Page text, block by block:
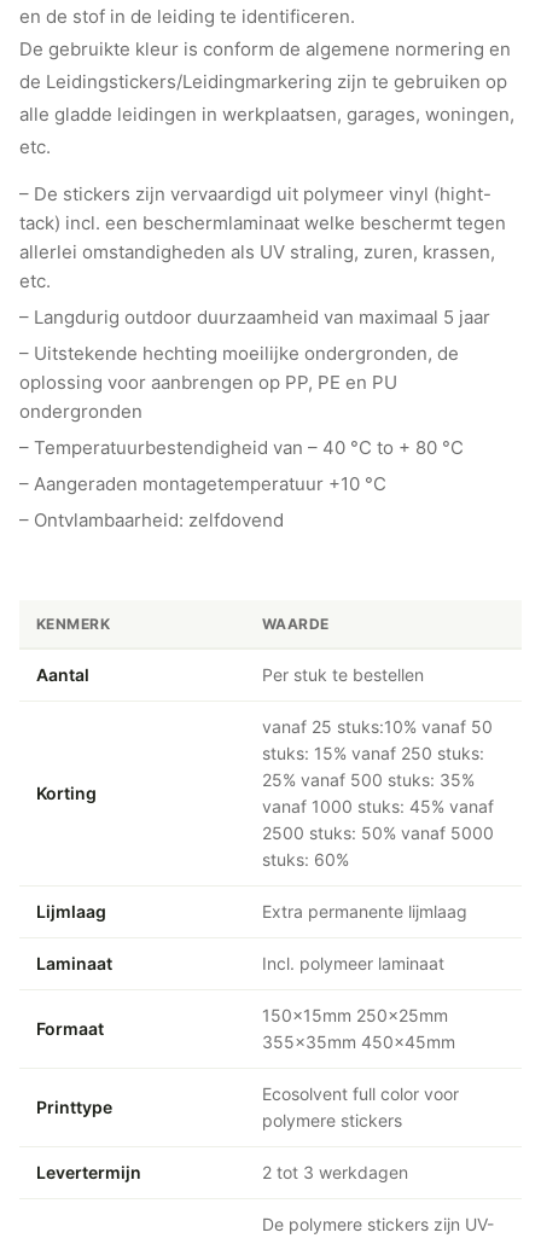
en de stof in de leiding te identificeren.
De gebruikte kleur is conform de algemene normering en
de Leidingstickers/Leidingmarkering zijn te gebruiken op
alle gladde leidingen in werkplaatsen, garages, woningen,
etc.
– De stickers zijn vervaardigd uit polymeer vinyl (hight-
tack) incl. een beschermlaminaat welke beschermt tegen
allerlei omstandigheden als UV straling, zuren, krassen,
etc.
– Langdurig outdoor duurzaamheid van maximaal 5 jaar
– Uitstekende hechting moeilijke ondergronden, de
oplossing voor aanbrengen op PP, PE en PU
ondergronden
– Temperatuurbestendigheid van – 40 °C to + 80 °C
– Aangeraden montagetemperatuur +10 °C
– Ontvlambaarheid: zelfdovend
KENMERK WAARDE
Aantal Per stuk te bestellen
Korting
vanaf 25 stuks:10% vanaf 50
stuks: 15% vanaf 250 stuks:
25% vanaf 500 stuks: 35%
vanaf 1000 stuks: 45% vanaf
2500 stuks: 50% vanaf 5000
stuks: 60%
Lijmlaag Extra permanente lijmlaag
Laminaat Incl. polymeer laminaat
Formaat
150x15mm 250x25mm
355x35mm 450x45mm
Printtype
Ecosolvent full color voor
polymere stickers
Levertermijn 2 tot 3 werkdagen
De polymere stickers zijn UV-